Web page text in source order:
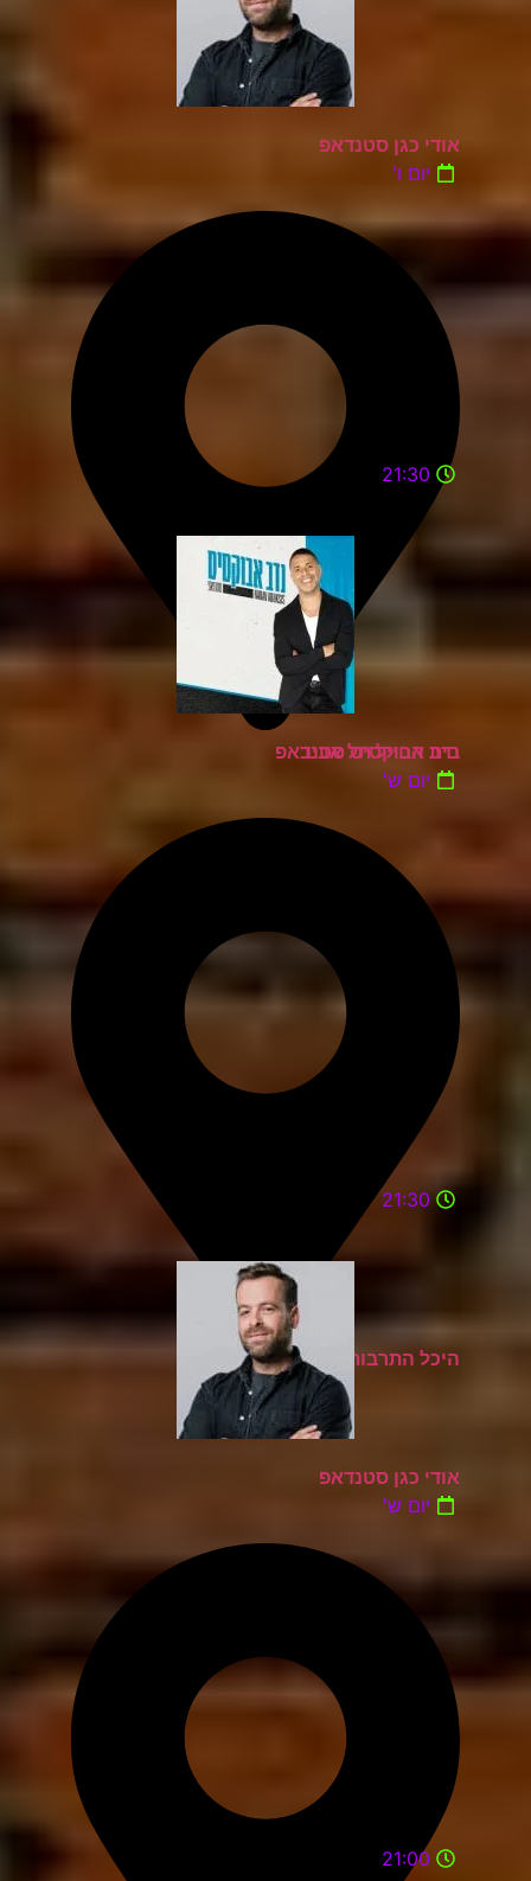
אודי כגן סטנדאפ
יום ו'
בית החייל תל אביב
21:30
נדב אבוקסיס סטנדאפ
יום ש'
היכל התרבות מעלות תרשיחא
21:30
אודי כגן סטנדאפ
יום ש'
21:00